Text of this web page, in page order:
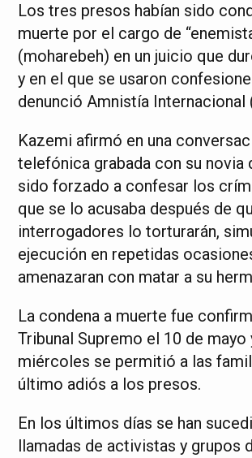
Los tres presos habían sido
muerte por el cargo de
(moharebeh) en un juicio que
y en el que se usaron
denunció Amnistía Internacional
Kazemi afirmó en una
telefónica grabada con su novia
sido forzado a confesar los
que se lo acusaba después de
interrogadores lo torturarán,
ejecución en repetidas
amenazaran con matar a su
La condena a muerte fue
Tribunal Supremo el 10 de mayo
miércoles se permitió a las
último adiós a los presos.
En los últimos días se han
llamadas de activistas y grupos